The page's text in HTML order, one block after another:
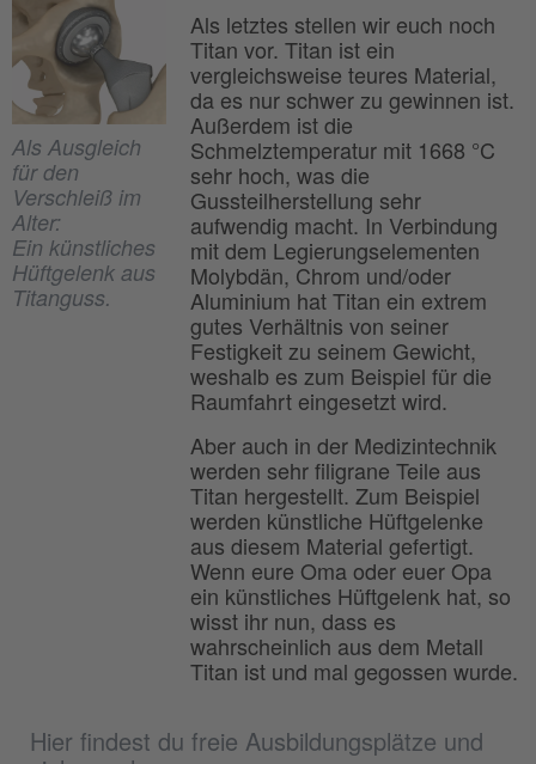
Hier findest du freie Ausbildungsplätze und
Als Ausgleich
für den
Verschleiß im
Alter:
Ein künstliches
Hüftgelenk aus
Titanguss.
Als letztes stellen wir euch noch
Titan vor. Titan ist ein
vergleichsweise teures Material,
da es nur schwer zu gewinnen ist.
Außerdem ist die
Schmelztemperatur mit 1668 °C
sehr hoch, was die
Gussteilherstellung sehr
aufwendig macht. In Verbindung
mit dem Legierungselementen
Molybdän, Chrom und/oder
Aluminium hat Titan ein extrem
gutes Verhältnis von seiner
Festigkeit zu seinem Gewicht,
weshalb es zum Beispiel für die
Raumfahrt eingesetzt wird.
Aber auch in der Medizintechnik
werden sehr filigrane Teile aus
Titan hergestellt. Zum Beispiel
werden künstliche Hüftgelenke
aus diesem Material gefertigt.
Wenn eure Oma oder euer Opa
ein künstliches Hüftgelenk hat, so
wisst ihr nun, dass es
wahrscheinlich aus dem Metall
Titan ist und mal gegossen wurde.